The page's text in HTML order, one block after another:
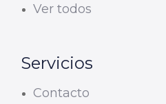
Ver todos
Servicios
Contacto